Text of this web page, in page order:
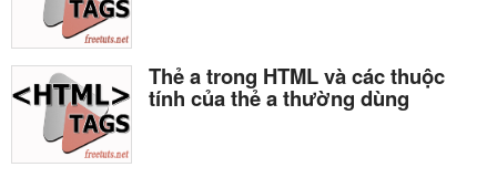
Thẻ a trong HTML và các thuộc
tính của thẻ a thường dùng